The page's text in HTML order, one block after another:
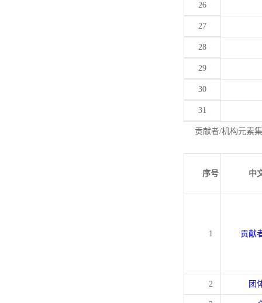
26
27
28
29
30
31
贡献者/机构元素
序号 中
1 贡献
2 团